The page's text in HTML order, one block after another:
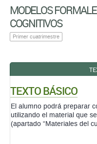
MODELOS
COGNITIVOS
Primer cuatrimestre
TEXTO BÁSICO
El alumno podrá preparar
utilizando el material que
(apartado “Materiales del